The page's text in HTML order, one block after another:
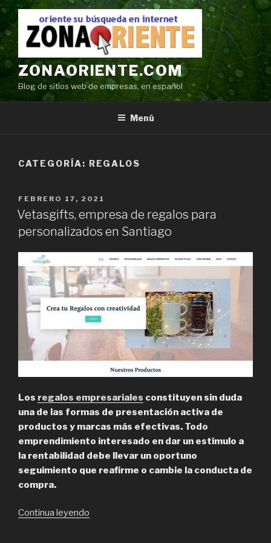
Ir
contenido
ZONAORIENTE.COM
Blog de sitios web de empresas, en español
Menú
CATEGORÍA: REGALOS
POSTED
ON
FEBRERO 17, 2021
Vetasgifts, empresa de regalos para
personalizados en Santiago
Los regalos empresariales constituyen sin duda
una de las formas de presentación activa de
productos y marcas más efectivas. Todo
emprendimiento interesado en dar un estímulo a
la rentabilidad debe llevar un oportuno
seguimiento que reafirme o cambie la conducta de
compra.
Continua leyendo